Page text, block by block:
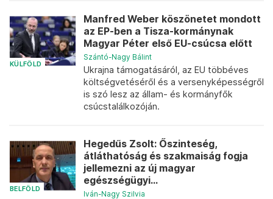
KÜLFÖLD
Manfred Weber köszönetet mondott
az EP-ben a Tisza-kormánynak
Magyar Péter első EU-csúcsa előtt
Szántó-Nagy Bálint
Ukrajna támogatásáról, az EU többéves
költségvetéséről és a versenyképességről
is szó lesz az állam- és kormányfők
csúcstalálkozóján.
BELFÖLD
Hegedűs Zsolt: Őszinteség,
átláthatóság és szakmaiság fogja
jellemezni az új magyar
egészségügyi...
Iván-Nagy Szilvia